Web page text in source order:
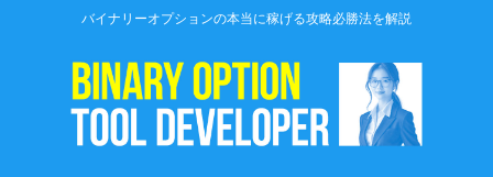
バイナリーオプションの本当に稼げる攻略必勝法を解説